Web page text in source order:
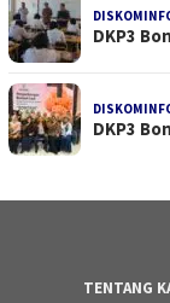
DKP3
DKP3
TENTANG